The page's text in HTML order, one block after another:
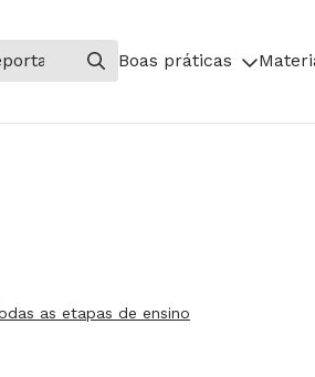
Boas práticas
as etapas de ensino